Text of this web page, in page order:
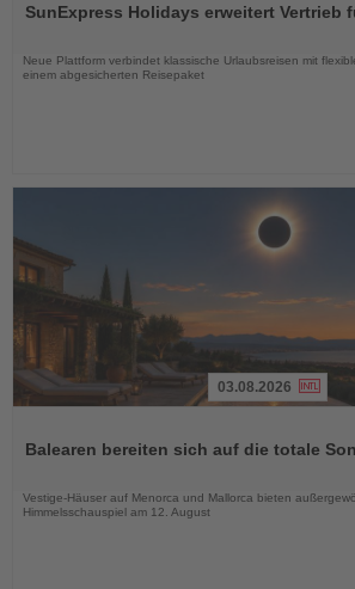
die
SunExpress Holidays erweitert Vertrieb
Neue Plattform verbindet klassische Urlaubsreisen mit
einem abgesicherten Reisepaket
die
03.08.2026
Balearen bereiten sich auf die totale
Vestige-Häuser auf Menorca und Mallorca bieten
Himmelsschauspiel am 12. August